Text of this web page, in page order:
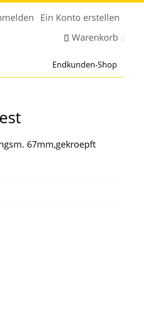
Ein Konto erstellen
Warenkorb
Endkunden-Shop
67mm,gekroepft